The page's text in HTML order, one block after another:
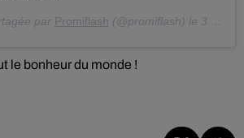
par Promiflash (@promiflash) le 3 Févr. 2020 à 1 :44 PST
le bonheur du monde !